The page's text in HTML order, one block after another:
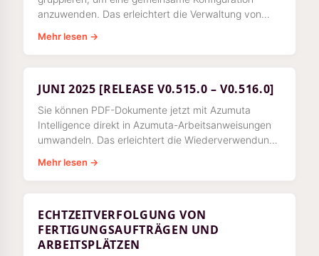
anzuwenden. Das erleichtert die Verwaltung von
Mehr lesen →
JUNI 2025 [RELEASE V0.515.0 – V0.516.0]
Sie können PDF-Dokumente jetzt mit Azumuta
Intelligence direkt in Azumuta-Arbeitsanweisungen
umwandeln. Das erleichtert die Wiederverwendung
Mehr lesen →
ECHTZEITVERFOLGUNG VON
FERTIGUNGSAUFTRÄGEN UND
ARBEITSPLÄTZEN